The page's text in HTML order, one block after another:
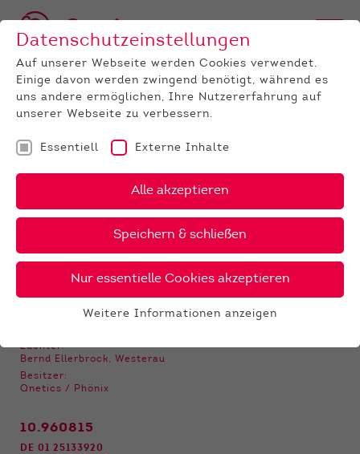
BULLEN RED HOLSTEIN
DRAKE PP
Züchter:
Bernd Ellerbrock, Westerau
Besitzer:
Qnetics / Phönix
10.960815
DE 01 25133920
Datenschutzeinstellungen
Auf unserer Webseite werden Cookies verwendet.
Einige davon werden zwingend benötigt, während es
uns andere ermöglichen, Ihre Nutzererfahrung auf
unserer Webseite zu verbessern.
Essentiell Externe Inhalte
Alle akzeptieren
Speichern & schließen
Nur essentielle Cookies akzeptieren
Funktionen der Webseite benötigt. Dadurch ist
gewährleistet, dass die Webseite einwandfrei
funktioniert.
Name Cookie-Informationen anzeigen
Weitere Informationen anzeigen